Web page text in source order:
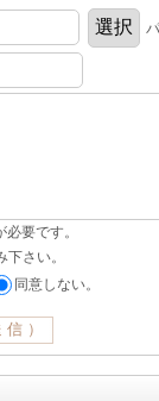
要です。
下さい。
同意しない。